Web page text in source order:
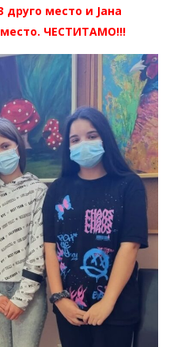
друго место и Јана
ЧЕСТИТАМО!!!